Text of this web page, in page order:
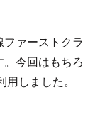
ァーストクラ
今回はもちろ
しました。